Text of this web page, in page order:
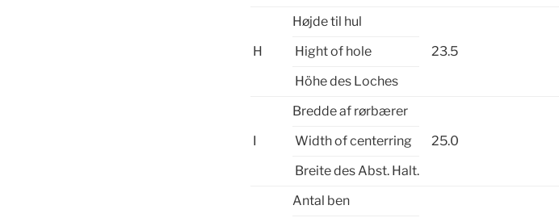
H
Højde til hul
23.5
Hight of hole
Höhe des Loches
I
Bredde af rørbærer
25.0
Width of centerring
Breite des Abst. Halt.
Antal ben